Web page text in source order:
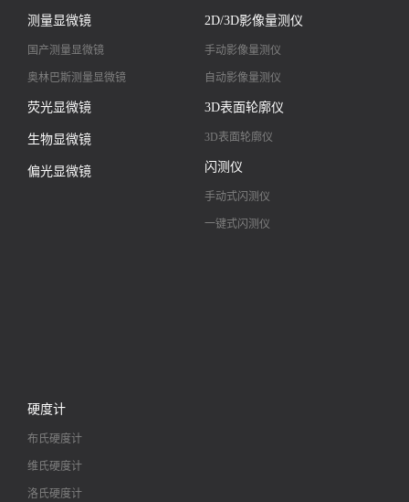
大景深视频显微镜
高清镜头
测量显微镜
国产测量显微镜
奥林巴斯测量显微镜
荧光显微镜
生物显微镜
偏光显微镜
2D/3D影像量测仪
手动影像量测仪
自动影像量测仪
3D表面轮廓仪
3D表面轮廓仪
闪测仪
手动式闪测仪
一键式闪测仪
硬度计
布氏硬度计
维氏硬度计
洛氏硬度计